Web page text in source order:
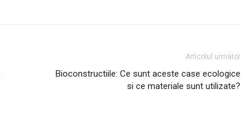
Articolul următor
Bioconstructiile: Ce sunt aceste case ecologice
si ce materiale sunt utilizate?